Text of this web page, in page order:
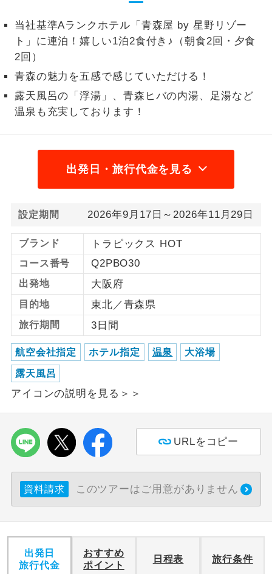
当社基準Aランクホテル「青森屋 by 星野リゾー
ト」に連泊！嬉しい1泊2食付き♪（朝食2回・夕食
2回）
青森の魅力を五感で感じていただける！
露天風呂の「浮湯」、青森ヒバの内湯、足湯など
温泉も充実しております！
出発日・旅行代金を見る
設定期間 2026年9月17日～2026年11月29日
ブランド トラピックス HOT
コース番号 Q2PBO30
出発地 大阪府
目的地 東北／青森県
旅行期間 3日間
航空会社指定 ホテル指定 温泉 大浴場
露天風呂
アイコンの説明を見る＞＞
URLをコピー
資料請求 このツアーはご用意がありません
出発日
旅行代金
おすすめ
ポイント
日程表 旅行条件
1名様から出発可能な個人型プランで
2名様催行
2名様から出発可能な個人型プランで
おひとり様参
加限定
おひとり様限定でご参加いただけるコー
スです。
金
ご夫婦限定
ご夫婦限定でご参加いただけるコースで
女性限定
す。
年齢制限あり
ご参加にあたり年齢に制限があるコース
です。
航空会社指定
利用航空会社が指定なので、ご出発の計
画にとても便利です。
ホテル指定
ご紹介するホテルを指定したコースで
す。
おひとり様バ
ス2席利用
おひとり様でバス席を2席利⽤できま